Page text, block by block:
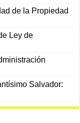
de la Propiedad
Ley de
Salvador: